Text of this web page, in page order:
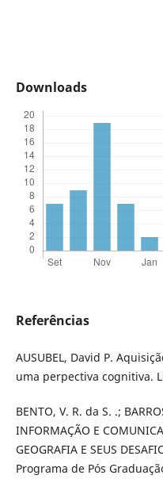
Downloads
Referências
AUSUBEL, David P.
uma perpectiva cognitiva.
BENTO, V. R. da S. .;
INFORMAÇÃO E
GEOGRAFIA E SEUS
Programa de Pós